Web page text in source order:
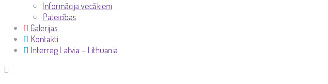
Informācija vecākiem
Pateicības
Galerijas
Kontakti
Interreg Latvia – Lithuania